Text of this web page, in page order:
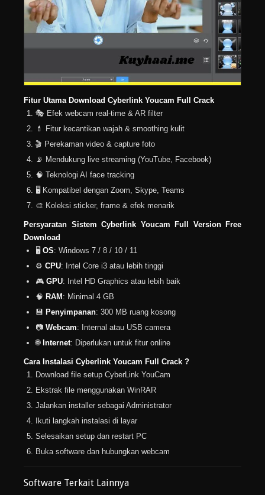
Fitur Utama Download Cyberlink Youcam Full Crack
🎭 Efek webcam real-time & AR filter
💄 Fitur kecantikan wajah & smoothing kulit
🎬 Perekaman video & capture foto
📡 Mendukung live streaming (YouTube, Facebook)
🧠 Teknologi AI face tracking
🖥️ Kompatibel dengan Zoom, Skype, Teams
🎨 Koleksi sticker, frame & efek menarik
Persyaratan Sistem Cyberlink Youcam Full Version Free
Download
🖥️ OS: Windows 7 / 8 / 10 / 11
⚙️ CPU: Intel Core i3 atau lebih tinggi
🎮 GPU: Intel HD Graphics atau lebih baik
🧠 RAM : Minimal 4 GB
💾 Penyimpanan: 300 MB ruang kosong
📷 Webcam: Internal atau USB camera
🌐 Internet: Diperlukan untuk fitur online
Cara Instalasi Cyberlink Youcam Full Crack ?
Download file setup CyberLink YouCam
Ekstrak file menggunakan WinRAR
Jalankan installer sebagai Administrator
Ikuti langkah instalasi di layar
Selesaikan setup dan restart PC
Buka software dan hubungkan webcam
Software Terkait Lainnya